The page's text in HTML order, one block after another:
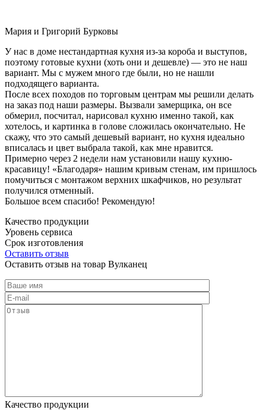
Мария и Григорий Бурковы
У нас в доме нестандартная кухня из-за короба и выступов,
поэтому готовые кухни (хоть они и дешевле) — это не наш
вариант. Мы с мужем много где были, но не нашли
подходящего варианта.
После всех походов по торговым центрам мы решили делать
на заказ под наши размеры. Вызвали замерщика, он все
обмерил, посчитал, нарисовал кухню именно такой, как
хотелось, и картинка в голове сложилась окончательно. Не
скажу, что это самый дешевый вариант, но кухня идеально
вписалась и цвет выбрала такой, как мне нравится.
Примерно через 2 недели нам установили нашу кухню-
красавицу! «Благодаря» нашим кривым стенам, им пришлось
помучиться с монтажом верхних шкафчиков, но результат
получился отменный.
Большое всем спасибо! Рекомендую!
Качество продукции
Уровень сервиса
Срок изготовления
Оставить отзыв
Оставить отзыв на товар Вулканец
Качество продукции